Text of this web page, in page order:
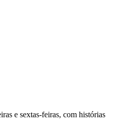
e sextas-feiras, com histórias